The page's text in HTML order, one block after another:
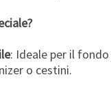
: Ideale per il
o cestini.